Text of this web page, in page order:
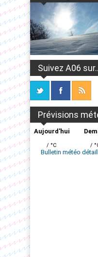
Suivez A06
Prévisions
Aujourd'hui
/ °C /
Bulletin météo